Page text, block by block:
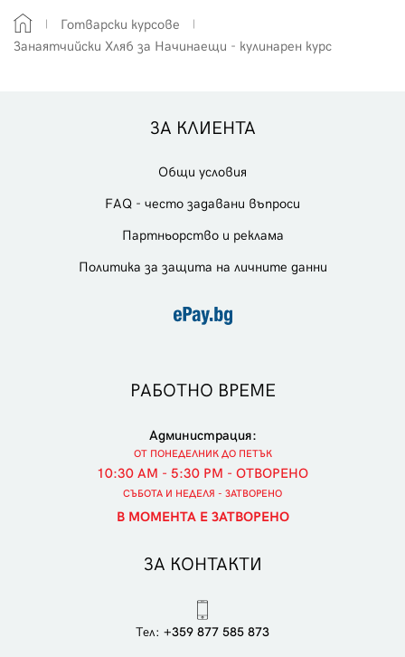
Готварски курсове
Занаятчийски Хляб за Начинаещи - кулинарен курс
ЗА КЛИЕНТА
Общи условия
FAQ - често задавани въпроси
Партньорство и реклама
Политика за защита на личните данни
РАБОТНО ВРЕМЕ
Администрация:
ОТ ПОНЕДЕЛНИК ДО ПЕТЪК
10:30 AM - 5:30 PM - ОТВОРЕНО
СЪБОТА И НЕДЕЛЯ - ЗАТВОРЕНО
В МОМЕНТА Е ЗАТВОРЕНО
ЗА КОНТАКТИ
Тел: +359 877 585 873